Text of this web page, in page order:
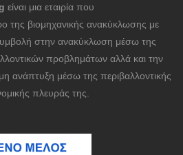
είναι μια εταιρία που
της βιομηχανικής ανακύκλωσης με
στην ανακύκλωση μέσω της
προβλημάτων αλλά και την
ανάπτυξη μέσω της περιβαλλοντικής
πλευράς της.